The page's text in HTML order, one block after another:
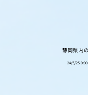
静岡県内
24/5/25 0:00